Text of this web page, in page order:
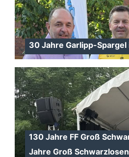
30 Jahre Garlipp-Spargel
130 Jahre FF Groß
Jahre Groß Schwarzlosen